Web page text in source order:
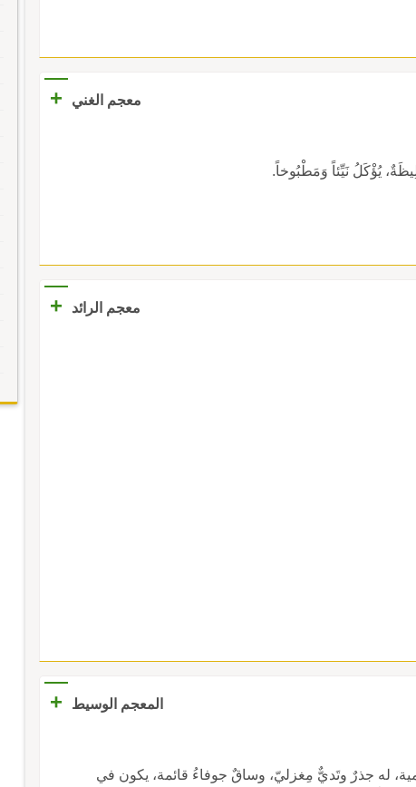
معجم الغني
+
يُؤْكَلُ نَيِّئاً وَمَطْبُوخاً.
معجم الرائد +
المعجم الوسيط
+
له جذرٌ وتَديٌّ مِغزليّ، وساقٌ جوفاءُ قائمة، يكون في